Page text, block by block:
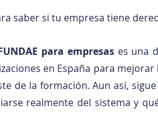
saber si tu empresa tiene
para empresas es una
en España para
de la formación. Aun así,
realmente del sistema y